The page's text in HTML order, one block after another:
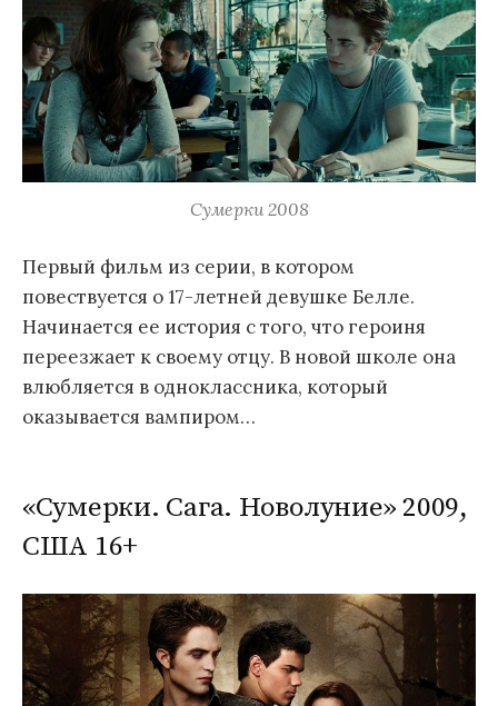
Сумерки 2008
Первый фильм из серии, в котором
повествуется о 17-летней девушке Белле.
Начинается ее история с того, что героиня
переезжает к своему отцу. В новой школе она
влюбляется в одноклассника, который
оказывается вампиром…
«Сумерки. Сага. Новолуние» 2009,
США 16+